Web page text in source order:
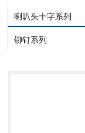
喇叭头十字系列
铆钉系列